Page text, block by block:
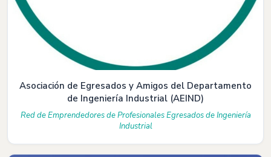
Asociación de Egresados y Amigos del Departamento
de Ingeniería Industrial (AEIND)
Red de Emprendedores de Profesionales Egresados de Ingeniería
Industrial